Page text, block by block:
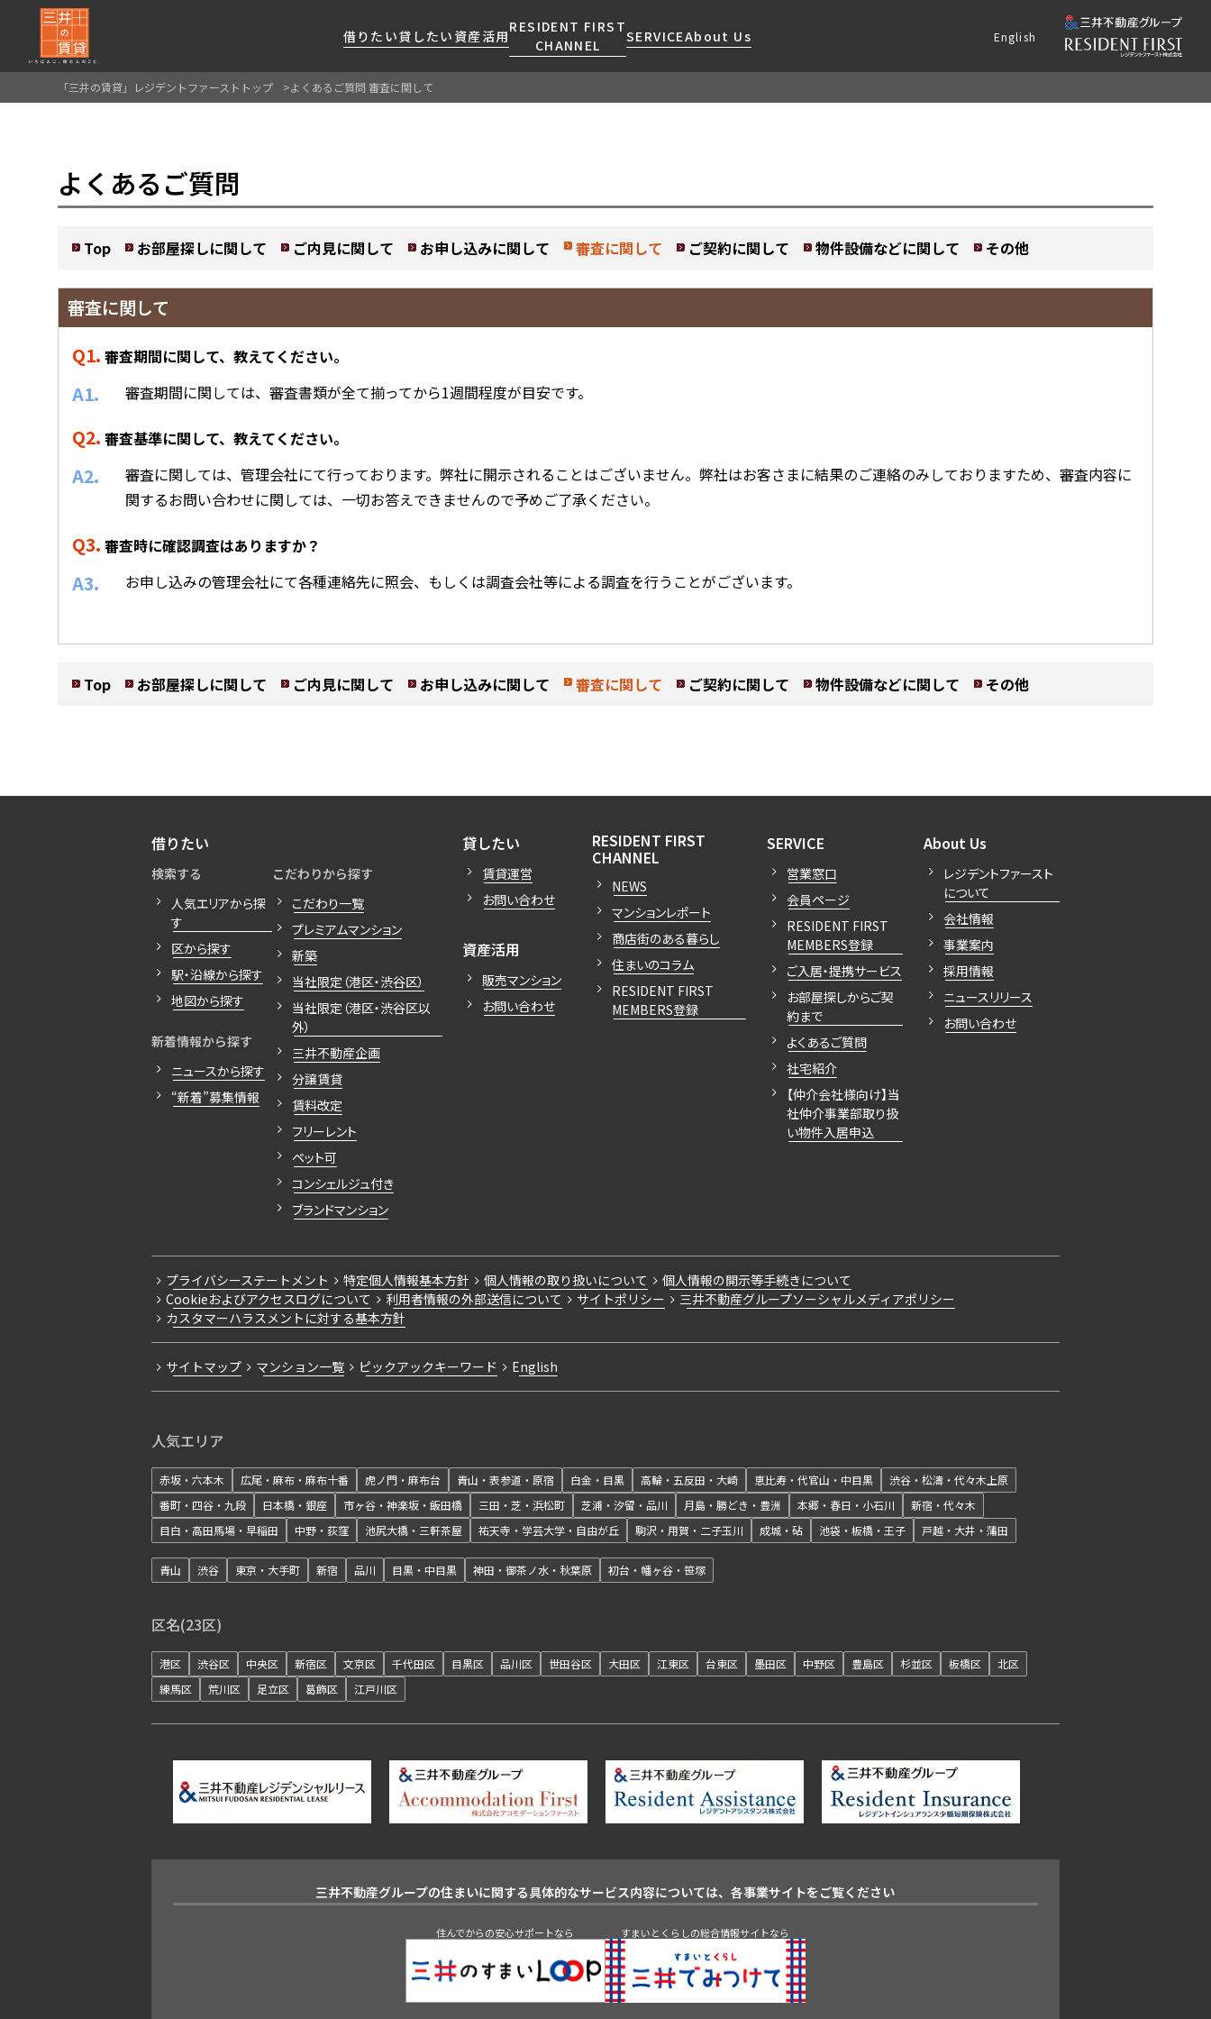
借りたい貸したい 資産活用
RESIDENT FIRST
CHANNEL
SERVICEAbout Us
私たちレジデントファーストの思いや
ご提供するサービスをご紹介します
厳選した都心の上質な賃貸マンションを数多
くご提案します
新着情報から探す
“新着”募集情報
ペット可
コンシェルジュ付き
賃貸運営をお考えのオーナー様に
最適なプランをご提案します
分譲マンションのご購入、売却の
ご相談も承ります
FIRST CHANNEL
新しい住まいと暮らしの探しに関わる
MEMBERS登録
レジデントファーストが提供する
各種サービスをご紹介します
ご入居・提携サービス
お部屋探しからご契約まで
【仲介会社様向け】当社仲介
事業部取り扱い物件入居申
English
「三井の賃貸」レジデントファーストトップ よくあるご質問 審査に関して
よくあるご質問
Top お部屋探しに関して ご内見に関して お申し込みに関して 審査に関して ご契約に関して 物件設備などに関して その他
審査に関して
Q1. 審査期間に関して、教えてください。
A1. 審査期間に関しては、審査書類が全て揃ってから1週間程度が目安です。
Q2. 審査基準に関して、教えてください。
A2.
審査に関しては、管理会社にて行っております。弊社に開示されることはございません。弊社はお客さまに結果のご連絡のみしておりますため、審査内容に
関するお問い合わせに関しては、一切お答えできませんので予めご了承ください。
Q3. 審査時に確認調査はありますか？
A3. お申し込みの管理会社にて各種連絡先に照会、もしくは調査会社等による調査を行うことがございます。
Top お部屋探しに関して ご内見に関して お申し込みに関して 審査に関して ご契約に関して 物件設備などに関して その他
借りたい
検索する
人気エリアから探
す
区から探す
駅・沿線から探す
地図から探す
新着情報から探す
ニュースから探す
“新着”募集情報
こだわりから探す
こだわり一覧
プレミアムマンション
新築
当社限定（港区・渋谷区）
当社限定（港区・渋谷区以
外）
三井不動産企画
分譲賃貸
賃料改定
フリーレント
ペット可
コンシェルジュ付き
ブランドマンション
貸したい
賃貸運営
お問い合わせ
資産活用
販売マンション
お問い合わせ
RESIDENT FIRST
CHANNEL
NEWS
マンションレポート
商店街のある暮らし
住まいのコラム
RESIDENT FIRST
MEMBERS登録
SERVICE
営業窓口
会員ページ
RESIDENT FIRST
MEMBERS登録
ご入居・提携サービス
お部屋探しからご契
約まで
よくあるご質問
社宅紹介
【仲介会社様向け】当
社仲介事業部取り扱
い物件入居申込
About Us
レジデントファースト
について
会社情報
事業案内
採用情報
ニュースリリース
お問い合わせ
プライバシーステートメント 特定個人情報基本方針 個人情報の取り扱いについて
個人情報の開示等手続きについて
Cookieおよびアクセスログについて
利用者情報の外部送信について サイトポリシー
三井不動産グループソーシャルメディアポリシー
カスタマーハラスメントに対する基本方針
サイトマップ マンション一覧 ピックアックキーワード English
人気エリア
赤坂・六本木 広尾・麻布・麻布十番 虎ノ門・麻布台 青山・表参道・原宿 白金・目黒 高輪・五反田・大崎 恵比寿・代官山・中目黒
渋谷・松濤・代々木上原
番町・四谷・九段
日本橋・銀座 市ヶ谷・神楽坂・飯田橋 三田・芝・浜松町 芝浦・汐留・品川 月島・勝どき・豊洲 本郷・春日・小石川
新宿・代々木
目白・高田馬場・早稲田
中野・荻窪 池尻大橋・三軒茶屋 祐天寺・学芸大学・自由が丘 駒沢・用賀・二子玉川 成城・砧 池袋・板橋・王子 戸越・大井・蒲田
青山 渋谷 東京・大手町 新宿 品川 目黒・中目黒 神田・御茶ノ水・秋葉原 初台・幡ヶ谷・笹塚
区名(23区)
港区 渋谷区 中央区 新宿区 文京区 千代田区 目黒区 品川区 世田谷区 大田区 江東区 台東区 墨田区 中野区 豊島区 杉並区 板橋区
北区
練馬区
荒川区 足立区 葛飾区 江戸川区
三井不動産グループの住まいに関する具体的なサービス内容については、各事業サイトをご覧ください
住んでからの安心サポートなら すまいとくらしの総合情報サイトなら